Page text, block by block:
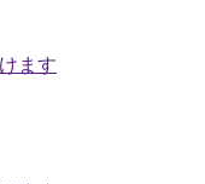
ます